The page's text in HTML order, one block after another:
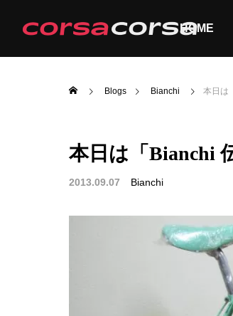
HOME
ALL
Blogs Bianchi 本日は
本日は「Bianchi
2013.09.07 Bianchi